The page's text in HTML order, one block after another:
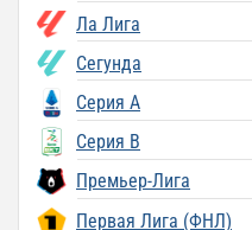
Ла Лига
Сегунда
Серия A
Серия B
Премьер-Лига
Первая Лига (ФНЛ)